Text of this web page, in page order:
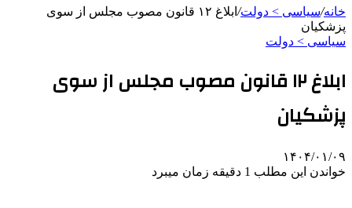
خانه/سیاسی > دولت/
ابلاغ ۱۲ قانون مصوب مجلس از سوی
پزشکیان
سیاسی > دولت
ابلاغ ۱۲ قانون مصوب مجلس از سوی
پزشکیان
۱۴۰۴/۰۱/۰۹
خواندن این مطلب 1 دقیقه زمان میبرد